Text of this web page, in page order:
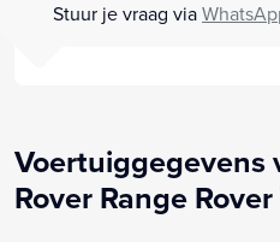
Stuur je vraag via
Voertuiggegevens
Rover Range